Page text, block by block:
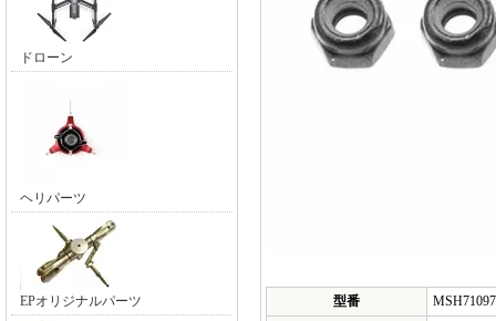
ドローン
ヘリパーツ
EPオリジナルパーツ 型番
MSH71097